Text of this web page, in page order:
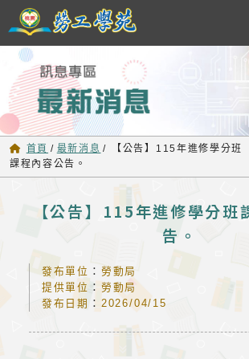
跳到主要內容
首頁 / 最新消息 /
【公告】115年進修學分班
課程內容公告。
【公告】115年進修學分班
告。
發布單位 ： 勞動局
提供單位 ： 勞動局
發布日期 ： 2026/04/15